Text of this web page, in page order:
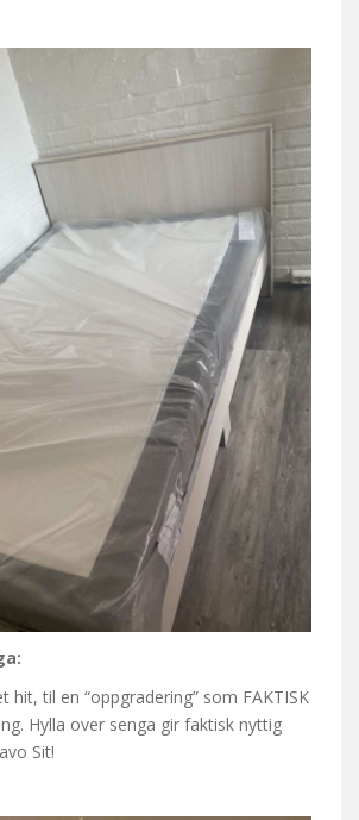
hit, til en “oppgradering” som FAKTISK
Hylla over senga gir faktisk nyttig
Sit!